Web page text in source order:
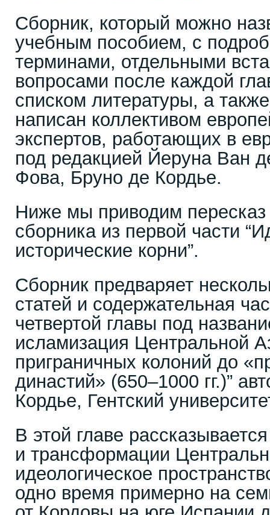
Сборник, который можно
учебным пособием, с
терминами, отдельными
вопросами после каждой
списком литературы, а
написан коллективом
экспертов, работающих в
под редакцией Йеруна Ван
Фова, Бруно де Кордье.
Ниже мы приводим пересказ
сборника из первой части
исторические корни”.
Сборник предваряет
статей и содержательная
четвертой главы под
исламизация Центральной
приграничных колоний до
династий» (650–1000 гг.)”
Кордье, Гентский
В этой главе
и трансформации
идеологическое
одно время примерно на